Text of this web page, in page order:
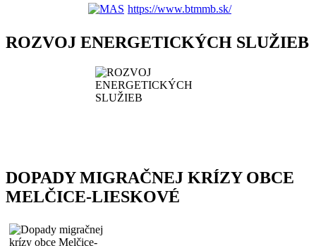
https://www.btmmb.sk/
ROZVOJ ENERGETICKÝCH SLUŽIEB
DOPADY MIGRAČNEJ KRÍZY OBCE
MELČICE-LIESKOVÉ